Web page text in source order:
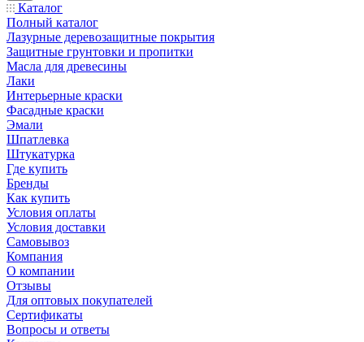
Каталог
Полный каталог
Лазурные деревозащитные покрытия
Защитные грунтовки и пропитки
Масла для древесины
Лаки
Интерьерные краски
Фасадные краски
Эмали
Шпатлевка
Штукатурка
Где купить
Бренды
Как купить
Условия оплаты
Условия доставки
Самовывоз
Компания
О компании
Отзывы
Для оптовых покупателей
Сертификаты
Вопросы и ответы